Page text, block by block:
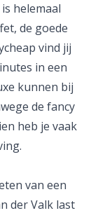
is helemaal
de goede
vind jij
in een
kunnen bij
de fancy
heb je vaak
van een
der Valk last